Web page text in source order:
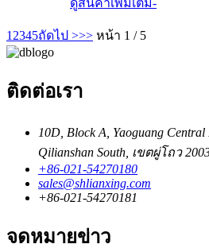
ดูสินค้าเพิ่มเติม-
1 2345ถัดไป >>> หน้า 1 / 5
ติดต่อเรา
10D, Block A, Yaoguang
Qilianshan South, เขตผู่โถว
+86-021-54270180
sales@shlianxing.com
+86-021-54270181
จดหมายข่าว